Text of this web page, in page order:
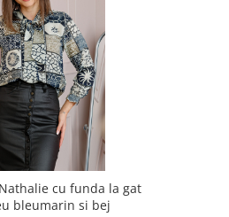
cu funda la gat
bleumarin si bej